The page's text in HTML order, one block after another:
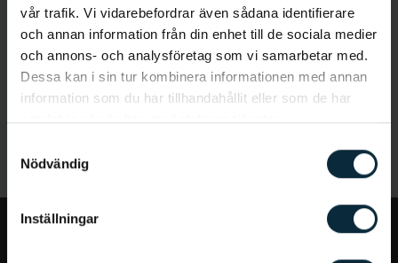
vår trafik. Vi vidarebefordrar även sådana identifierare
och annan information från din enhet till de sociala medier
och annons- och analysföretag som vi samarbetar med.
Dessa kan i sin tur kombinera informationen med annan
information som du har tillhandahållit eller som de har
samlat in när du har använt deras tjänster.
Nödvändig
Inställningar